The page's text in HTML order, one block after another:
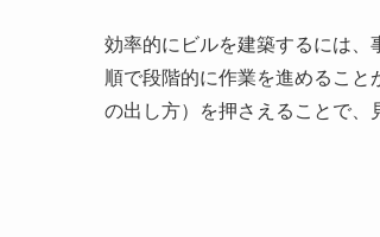
効率的にビルを建築するには、
順で段階的に作業を進めるこ
の出し方）を押さえることで、